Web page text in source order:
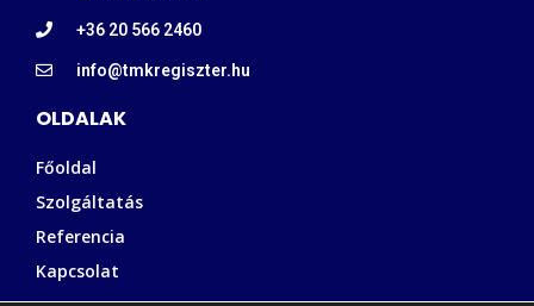
+36 20 566 2460
info@tmkregiszter.hu
OLDALAK
Főoldal
Szolgáltatás
Referencia
Kapcsolat